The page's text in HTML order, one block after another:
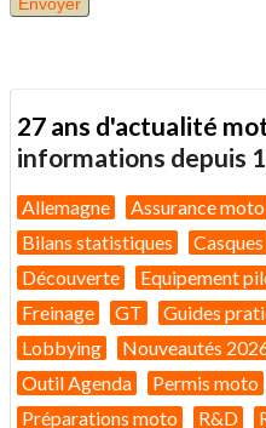
27 ans d'actualité
informations depuis
Allemagne Assurance moto
Bilans statistiques
Casques
Découverte
Equipement
Freinage
GT Guides
Lobbying
Nouveautés
Outil Agenda
Permis moto
Préparations moto
R&D